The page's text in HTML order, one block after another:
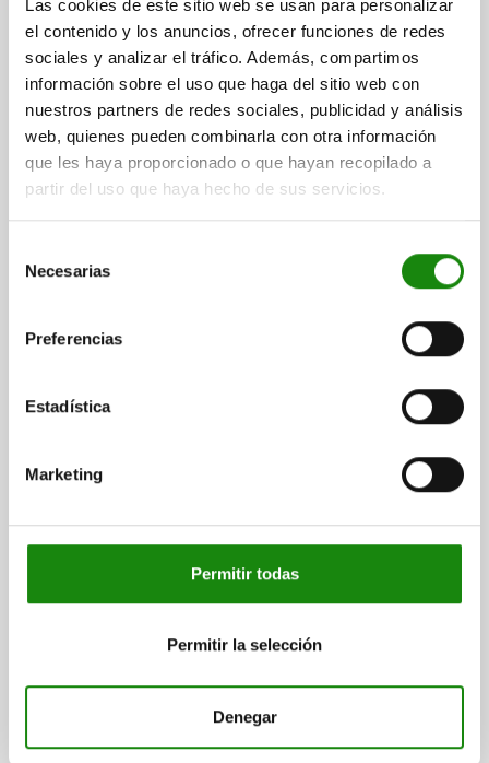
Las cookies de este sitio web se usan para personalizar
el contenido y los anuncios, ofrecer funciones de redes
sociales y analizar el tráfico. Además, compartimos
información sobre el uso que haga del sitio web con
nuestros partners de redes sociales, publicidad y análisis
web, quienes pueden combinarla con otra información
que les haya proporcionado o que hayan recopilado a
partir del uso que haya hecho de sus servicios.
Necesarias
Preferencias
Estadística
Marketing
Permitir todas
Permitir la selección
Denegar
DESCARGAS
Otros clientes también
compraron
desde$296.18